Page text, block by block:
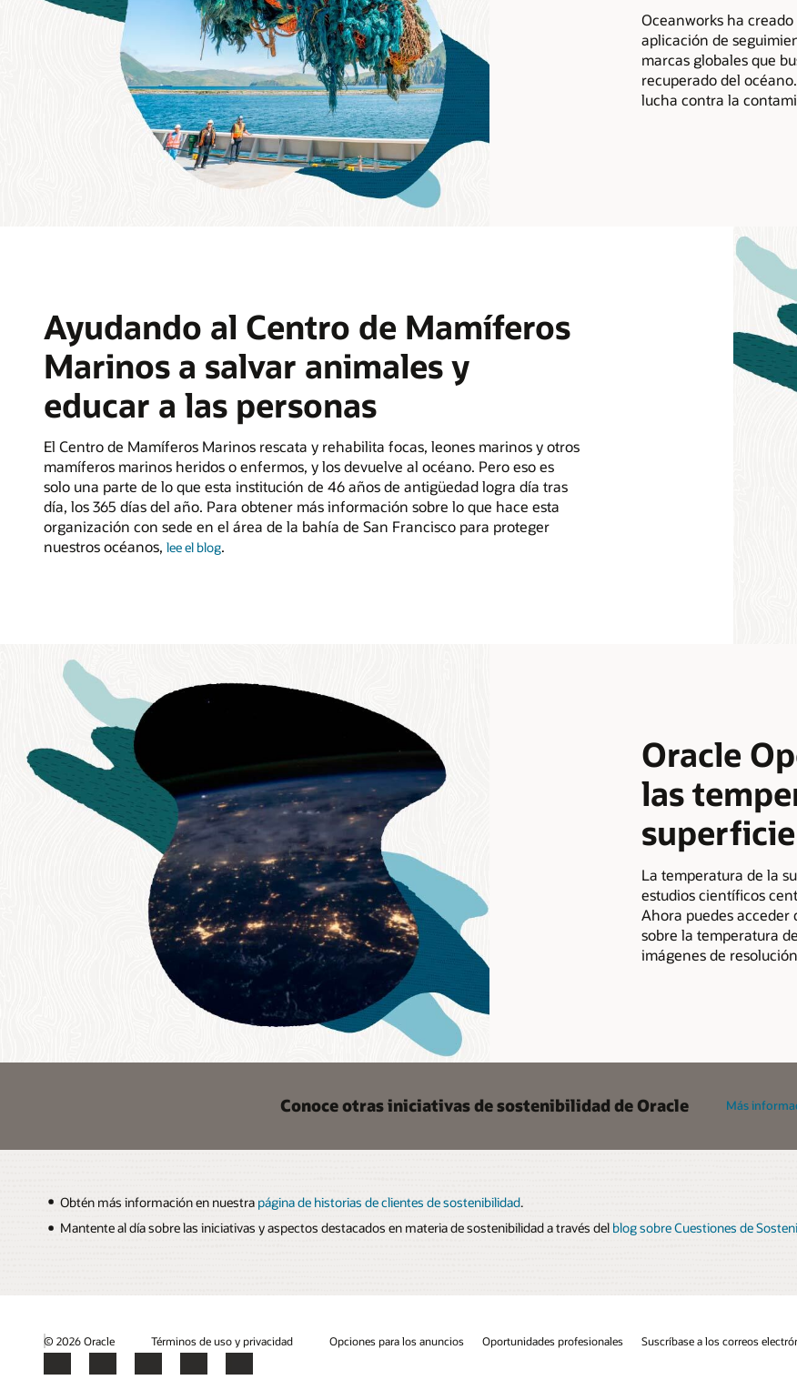
Oceanworks ha
aplicación de
marcas globales que
recuperado del
lucha contra la
Ayudando al Centro de Mamíferos
Marinos a salvar animales y
educar a las personas
El Centro de Mamíferos Marinos rescata y rehabilita focas, leones marinos y otros
mamíferos marinos heridos o enfermos, y los devuelve al océano. Pero eso es
solo una parte de lo que esta institución de 46 años de antigüedad logra día tras
día, los 365 días del año. Para obtener más información sobre lo que hace esta
organización con sede en el área de la bahía de San Francisco para proteger
nuestros océanos, lee el blog.
Oracle
las
La temperatura de la
estudios científicos
Ahora puedes acceder
sobre la temperatura
imágenes de
Conoce otras iniciativas de sostenibilidad de Oracle Más
Obtén más información en nuestra página de historias de clientes de sostenibilidad.
Mantente al día sobre las iniciativas y aspectos destacados en materia de sostenibilidad a través del blog sobre Cuestiones de
© 2026 Oracle Términos de uso y privacidad Opciones para los anuncios Oportunidades profesionales Suscríbase a los correos
Facebook
X LinkedInYouTubeInstagram